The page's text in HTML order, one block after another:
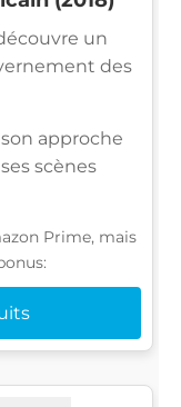
un
des
approche
scènes
Prime, mais